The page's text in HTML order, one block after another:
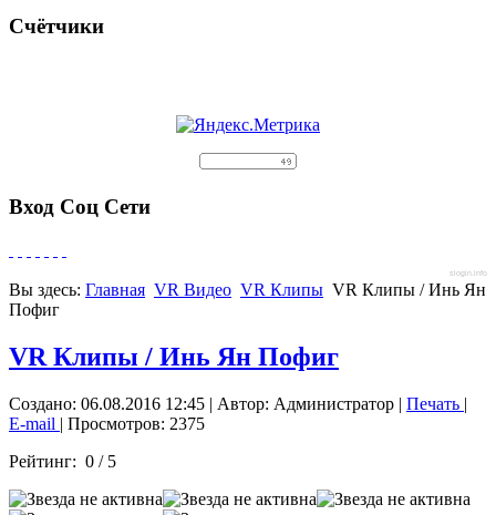
Счётчики
Вход Соц Сети
slogin.info
Вы здесь: Главная VR Видео VR Клипы VR Клипы / Инь Ян
Пофиг
VR Клипы / Инь Ян Пофиг
Создано: 06.08.2016 12:45 | Автор: Администратор | Печать |
E-mail | Просмотров: 2375
Рейтинг: 0 / 5